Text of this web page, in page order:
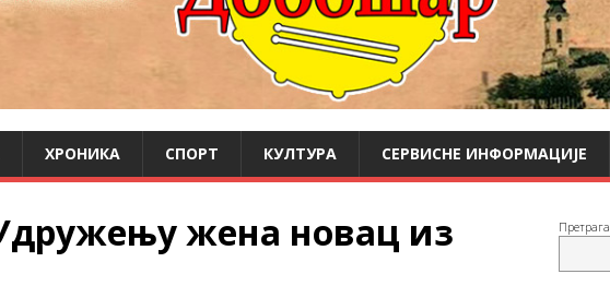
ХРОНИКА СПОРТ КУЛТУРА СЕРВИСНЕ ИНФОРМАЦИЈЕ
жена новац из
Претрага